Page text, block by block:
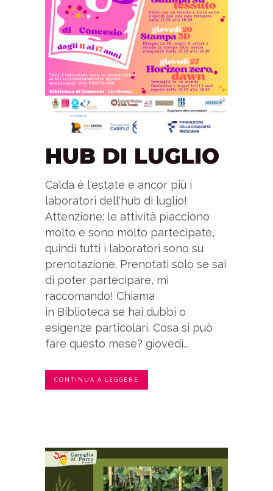
HUB DI LUGLIO
Calda è l'estate e ancor più i
laboratori dell'hub di luglio!
Attenzione: le attività piacciono
molto e sono molto partecipate,
quindi tutti i laboratori sono su
prenotazione. Prenotati solo se sai
di poter partecipare, mi
raccomando! Chiama
in Biblioteca se hai dubbi o
esigenze particolari. Cosa si può
fare questo mese? giovedì...
CONTINUA A LEGGERE